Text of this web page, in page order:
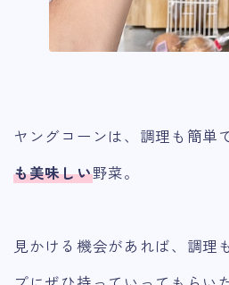
ヤングコーンは、調理も簡単で
も美味しい野菜。
見かける機会があれば、調理